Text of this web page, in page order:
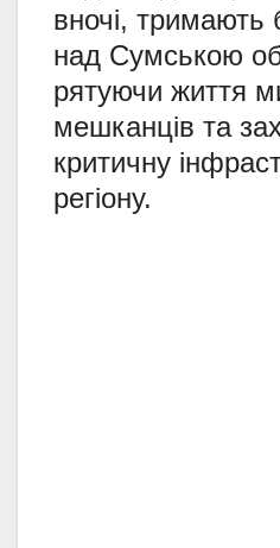
вночі, тримають
над Сумською
рятуючи життя
мешканців та
критичну
регіону.